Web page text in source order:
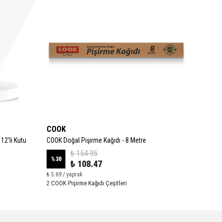
12'li Kutu
COOK
COOK Doğal Pişirme Kağıdı - 8 Metre
%30
₺ 154.95
₺ 108.47
₺ 5.69 / yaprak
2 COOK Pişirme Kağıdı Çeşitleri